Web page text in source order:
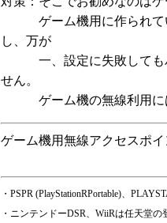
ゲーム機用に作られてい
し、万が
一、設定に失敗してもパ
せん。
ゲーム機の無線利用には
ゲーム機用無線アクセスポ
・PSPR (PlayStationRPortable)、
・ニンテンドーDSR、WiiRは任天堂の